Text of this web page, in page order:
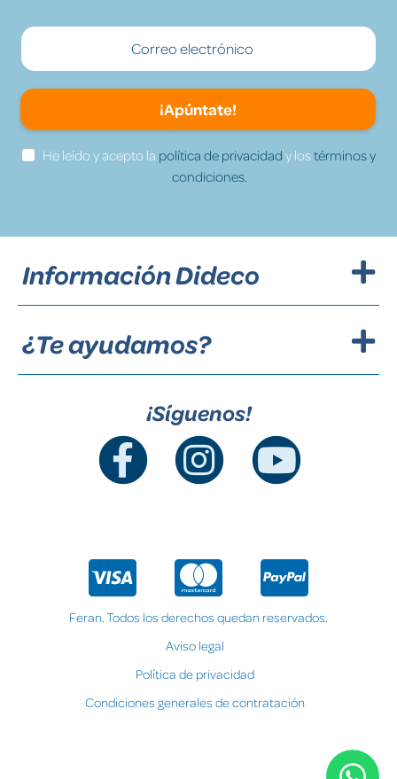
¡Apúntate!
He leído y acepto la política de privacidad y lostérminos y
condiciones.
Información Dideco
¿Te ayudamos?
¡Síguenos!
Feran. Todos los derechos quedan reservados.
Aviso legal
Política de privacidad
Condiciones generales de contratación